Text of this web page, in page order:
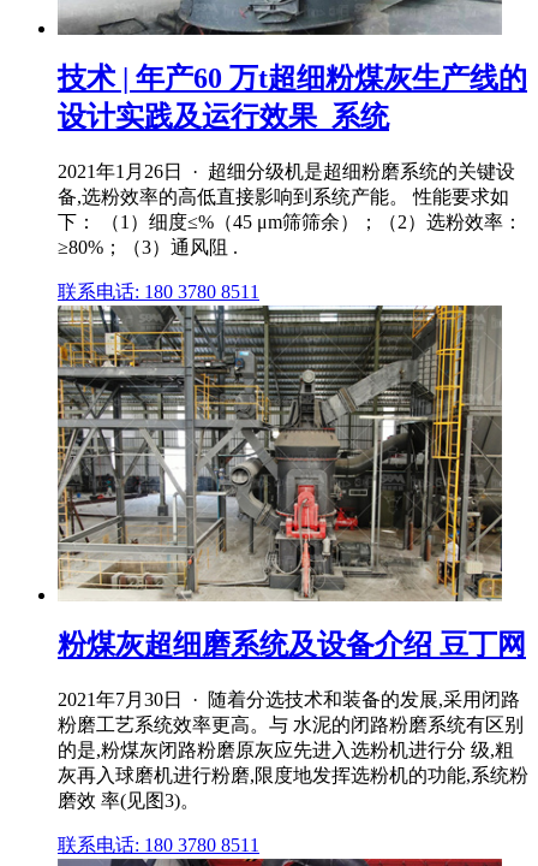
技术 | 年产60 万t超细粉煤灰生产线的
设计实践及运行效果_系统
2021年1月26日 · 超细分级机是超细粉磨系统的关键设
备,选粉效率的高低直接影响到系统产能。 性能要求如
下： （1）细度≤%（45 μm筛筛余）；（2）选粉效率：
≥80%；（3）通风阻 .
联系电话: 180 3780 8511
粉煤灰超细磨系统及设备介绍 豆丁网
2021年7月30日 · 随着分选技术和装备的发展,采用闭路
粉磨工艺系统效率更高。与 水泥的闭路粉磨系统有区别
的是,粉煤灰闭路粉磨原灰应先进入选粉机进行分 级,粗
灰再入球磨机进行粉磨,限度地发挥选粉机的功能,系统粉
磨效 率(见图3)。
联系电话: 180 3780 8511